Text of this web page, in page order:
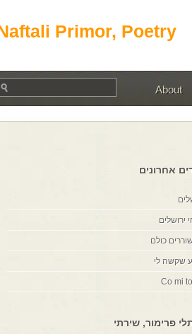
Naftali Primor, Poetry
About
אחרונים
כולם
לי
Co
פרימור, שירתי